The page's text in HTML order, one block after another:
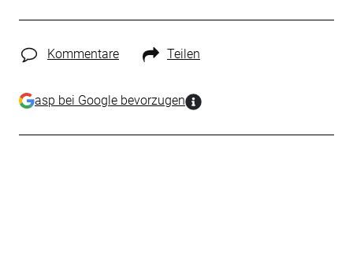
Kommentare Teilen
asp bei Google bevorzugen